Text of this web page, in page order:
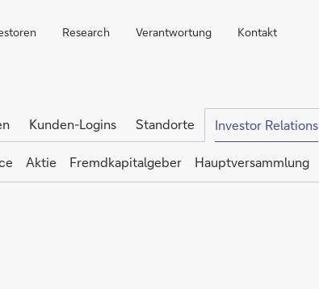
Research Verantwortung Kontakt
Kunden-Logins Standorte
Investor Relations
Aktie Fremdkapitalgeber Hauptversammlung